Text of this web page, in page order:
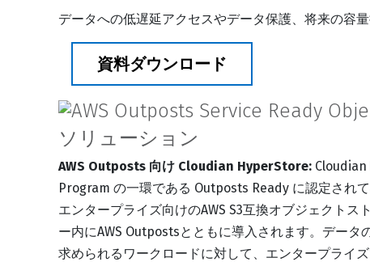
データへの低遅延アクセスやデータ保護、将来の容
資料ダウンロード
ソリューション
AWS Outposts 向け Cloudian HyperStore: Cloudian
Program の一環である Outposts Ready に認定され
エンタープライズ向けのAWS S3互換オブジェクト
ー内にAWS Outpostsとともに導入されます。デー
求められるワークロードに対して、エンタープライ